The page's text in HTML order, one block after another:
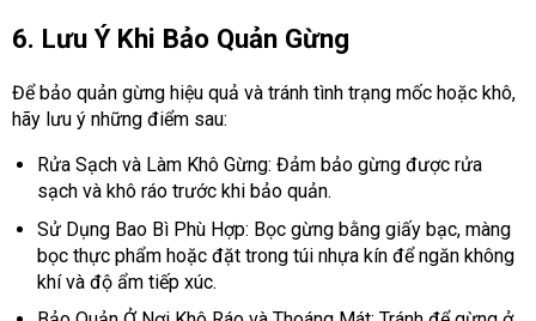
6. Lưu Ý Khi Bảo Quản Gừng
Để bảo quản gừng hiệu quả và tránh tình trạng mốc hoặc khô,
hãy lưu ý những điểm sau:
Rửa Sạch và Làm Khô Gừng: Đảm bảo gừng được rửa
sạch và khô ráo trước khi bảo quản.
Sử Dụng Bao Bì Phù Hợp: Bọc gừng bằng giấy bạc, màng
bọc thực phẩm hoặc đặt trong túi nhựa kín để ngăn không
khí và độ ẩm tiếp xúc.